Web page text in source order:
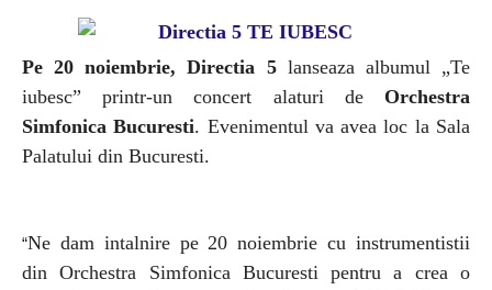
Pe 20 noiembrie, Directia 5lanseaza albumul „Te
iubesc” printr-un concert alaturi de Orchestra
Simfonica Bucuresti. Evenimentul va avea loc la Sala
Palatului din Bucuresti.
“Ne dam intalnire pe 20 noiembrie cu instrumentistii
din Orchestra Simfonica Bucuresti pentru a crea o